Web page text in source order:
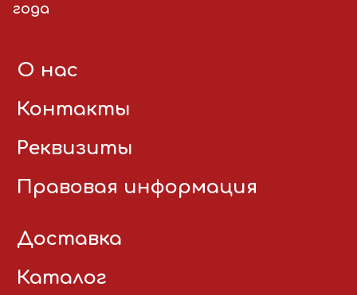
года
О нас
Контакты
Реквизиты
Правовая информация
Доставка
Каталог